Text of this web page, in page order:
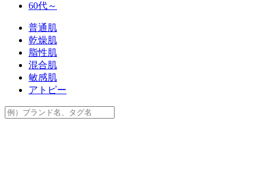
60代～
普通肌
乾燥肌
脂性肌
混合肌
敏感肌
アトピー